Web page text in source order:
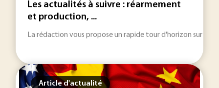
Les actualités à suivre : réarmement
et production, ...
La rédaction vous propose un rapide tour d'horizon sur les
Article d'actualité